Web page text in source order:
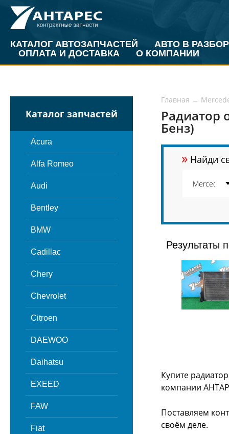
КАТАЛОГ АВТОЗАПЧАСТЕЙ
АВТО В РАЗБОР
ОПЛАТА И ДОСТАВКА
О КОМПАНИИ
Каталог запчастей
Acura
Alfa Romeo
Audi
Bentley
BMW
Cadillac
Chery
Chevrolet
Citroen
DAEWOO
Daihatsu
EXEED
FAW
Fiat
Главная ←
Радиатор
Бенз)
» Найди
Результаты
Купите
компании
Поставляем
своём деле.